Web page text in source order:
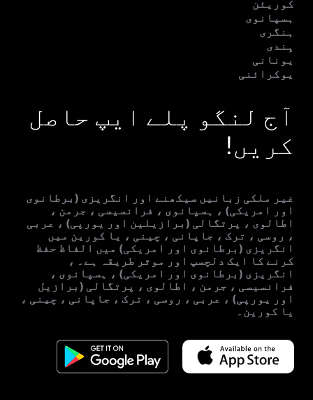
کوریئن
ہسپانوی
ہنگری
ہِندی
یونانی
یوکرائنی
آج لنگو پلے ایپ حاصل
کریں!
غیر ملکی زبانیں سیکھنے اور انگریزی (برطانوی
اور امریکی) ، ہسپانوی ، فرانسیسی ، جرمن ،
اطالوی ، پرتگالی (برازیلین اور یورپی) ، عربی
، روسی ، ترک ، جاپانی ، چینی ، یا کورین میں
انگریزی (برطانوی اور امریکی) میں الفاظ حفظ
کرنے کا ایک دلچسپ اور موثر طریقہ ہے۔ ،
انگریزی (برطانوی اور امریکی) ، ہسپانوی ،
فرانسیسی ، جرمن ، اطالوی ، پرتگالی (برازیل
اور یورپی) ، عربی ، روسی ، ترک ، جاپانی ، چینی ،
یا کورین۔